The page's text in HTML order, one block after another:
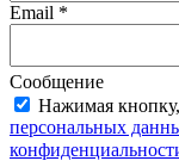
Email *
Сообщение
Нажимая
персональных